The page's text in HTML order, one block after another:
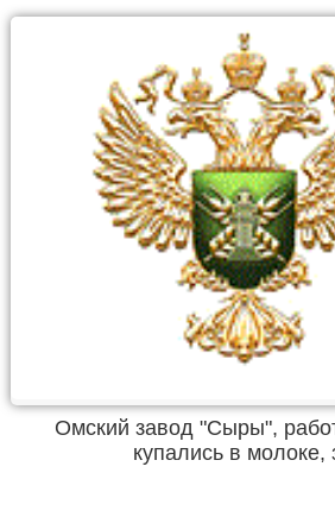
Омский завод "Сыры",
купались в молоке,